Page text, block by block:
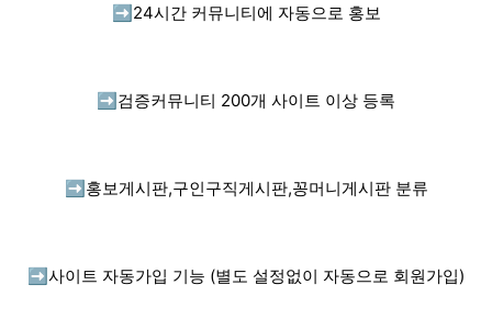
➡️ 24시간 커뮤니티에 자동으로 홍보
➡️ 검증커뮤니티 200개 사이트 이상 등록
➡️ 홍보게시판,구인구직게시판,꽁머니게시판 분류
➡️ 사이트 자동가입 기능 (별도 설정없이 자동으로 회원가입)